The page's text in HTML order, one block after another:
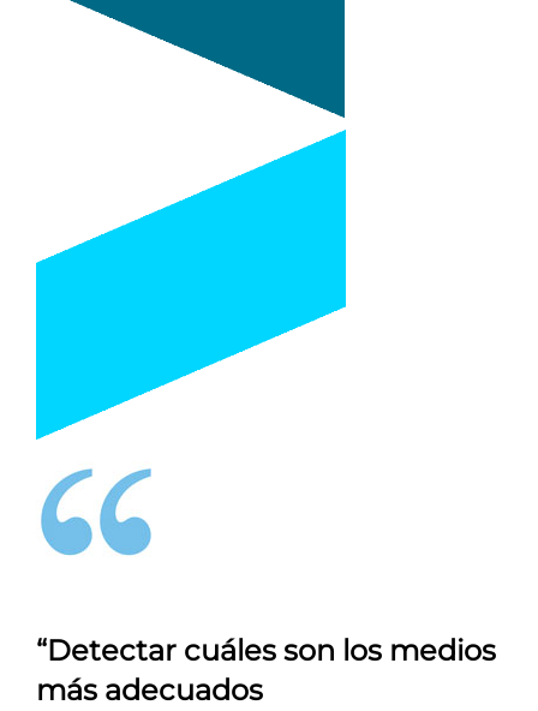
“Detectar cuáles son los medios
más adecuados